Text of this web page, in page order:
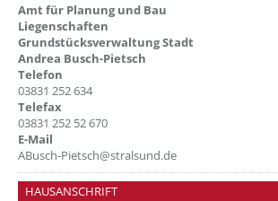
Amt für Planung und Bau
Liegenschaften
Grundstücksverwaltung Stadt
Andrea Busch-Pietsch
Telefon
03831 252 634
Telefax
03831 252 52 670
E-Mail
ABusch-Pietsch@stralsund.de
HAUSANSCHRIFT